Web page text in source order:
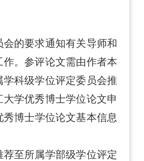
会的要求通知有关导师和
。参评论文需由作者本
科级学位评定委员会推
学优秀博士学位论文申
秀博士学位论文基本信息
荐至所属学部级学位评定